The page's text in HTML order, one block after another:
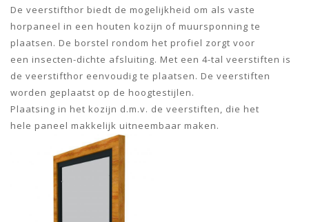
De veerstifthor biedt de mogelijkheid om als vaste
horpaneel in een houten kozijn of muursponning te
plaatsen. De borstel rondom het profiel zorgt voor
een insecten-dichte afsluiting. Met een 4-tal veerstiften is
de veerstifthor eenvoudig te plaatsen. De veerstiften
worden geplaatst op de hoogtestijlen.
Plaatsing in het kozijn d.m.v. de veerstiften, die het
hele paneel makkelijk uitneembaar maken.